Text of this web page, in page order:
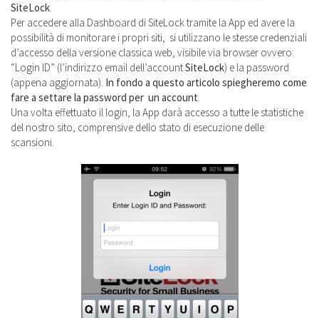
SiteLock.
Per accedere alla Dashboard di SiteLock tramite la App ed avere la
possibilità di monitorare i propri siti, si utilizzano le stesse credenziali
d’accesso della versione classica web, visibile via browser ovvero:
“Login ID” (l’indirizzo email dell’accountSiteLock) e la password
(appena aggiornata). In fondo a questo articolo spiegheremo come
fare a settare la password per un account.
Una volta effettuato il login, la App darà accesso a tutte le statistiche
del nostro sito, comprensive dello stato di esecuzione delle
scansioni.